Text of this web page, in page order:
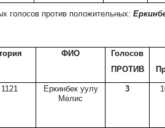
голосов против положительных:
ФИО
Голосов
ПРОТИВ
Еркинбек уулу
Мелис
3